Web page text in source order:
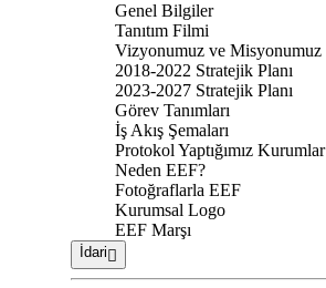
Genel Bilgiler
Tanıtım Filmi
Vizyonumuz ve Misyonumuz
2018-2022 Stratejik Planı
2023-2027 Stratejik Planı
Görev Tanımları
İş Akış Şemaları
Protokol Yaptığımız Kurumlar
Neden EEF?
Fotoğraflarla EEF
Kurumsal Logo
EEF Marşı
İdari